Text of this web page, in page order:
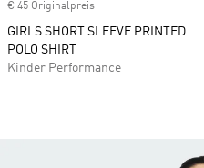
€ 45 Originalpreis
GIRLS SHORT SLEEVE PRINTED
POLO SHIRT
Kinder Performance